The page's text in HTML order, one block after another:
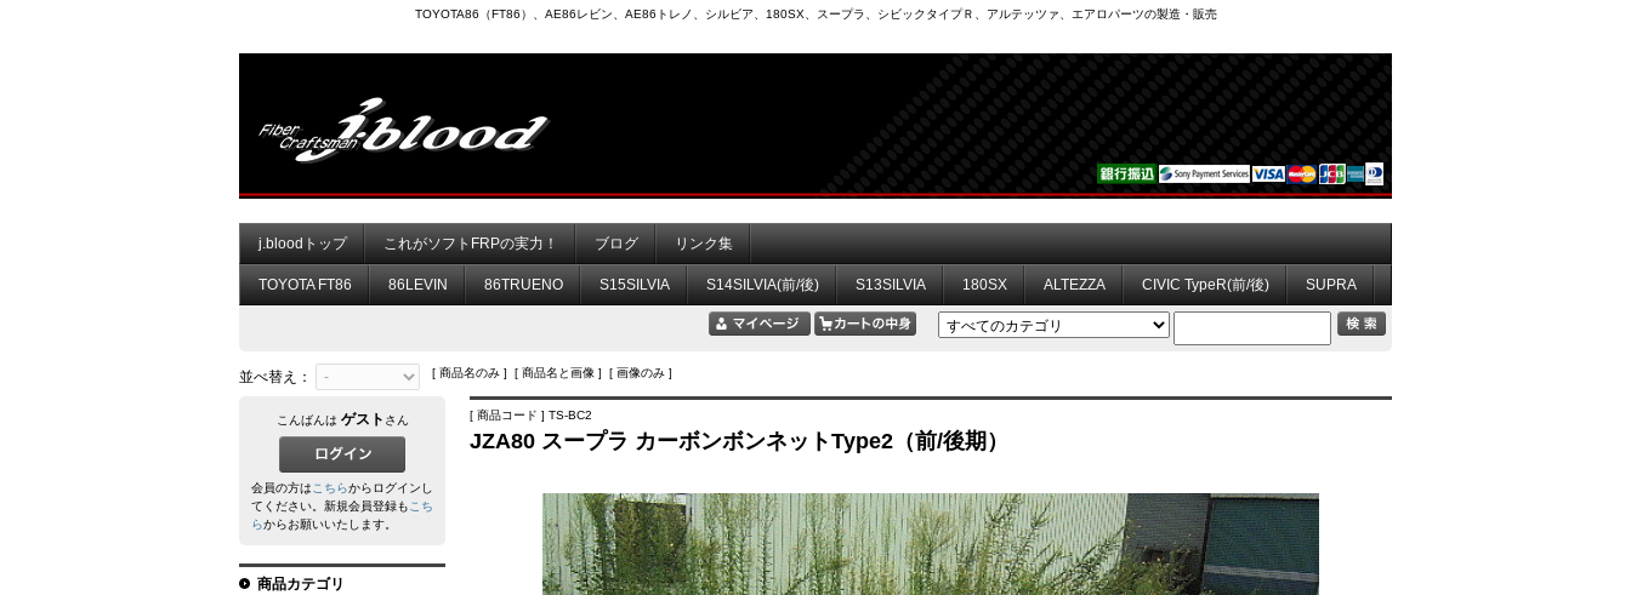
TOYOTA86（FT86）、AE86レビン、AE86トレノ、シルビア、180SX、スープラ、シビックタイプＲ、アルテッツァ、エアロパーツの製造・販売
j.bloodトップ これがソフトFRPの実力！ ブログ リンク集
TOYOTA FT86 86LEVIN 86TRUENO S15SILVIA S14SILVIA(前/後) S13SILVIA 180SX ALTEZZA CIVIC TypeR(前/後) SUPRA
並べ替え： [ 商品名のみ ] [ 商品名と画像 ] [ 画像のみ ]
[ 商品コード ] TS-BC2
JZA80 スープラ カーボンボンネットType2（前/後期）
こんばんは ゲスト さん
会員の方はこちらからログインし
てください。新規会員登録もこち
らからお願いいたします。
商品カテゴリ